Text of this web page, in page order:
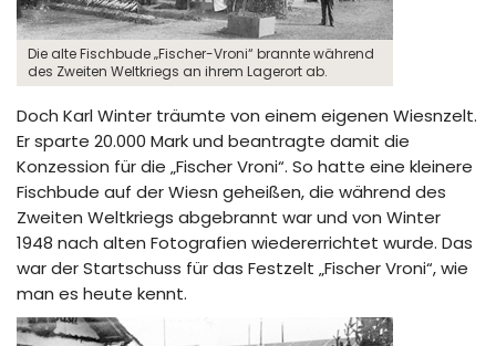
Die alte Fischbude „Fischer-Vroni“ brannte während
des Zweiten Weltkriegs an ihrem Lagerort ab.
Doch Karl Winter träumte von einem eigenen Wiesnzelt.
Er sparte 20.000 Mark und beantragte damit die
Konzession für die „Fischer Vroni“. So hatte eine kleinere
Fischbude auf der Wiesn geheißen, die während des
Zweiten Weltkriegs abgebrannt war und von Winter
1948 nach alten Fotografien wiedererrichtet wurde. Das
war der Startschuss für das Festzelt „Fischer Vroni“, wie
man es heute kennt.